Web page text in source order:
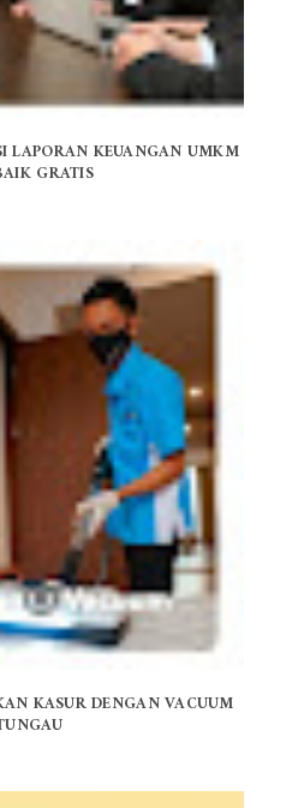
LAPORAN KEUANGAN UMKM
GRATIS
KASUR DENGAN VACUUM